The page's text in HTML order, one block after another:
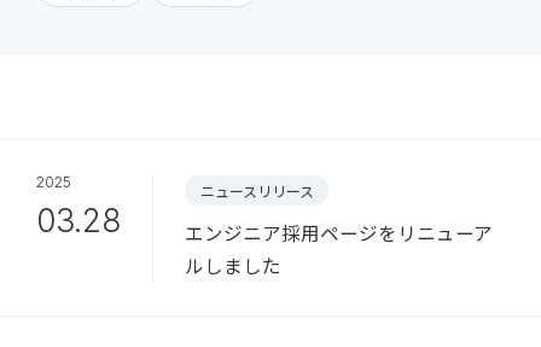
2025
03.28
ニュースリリース
エンジニア採用ページをリニューア
ルしました